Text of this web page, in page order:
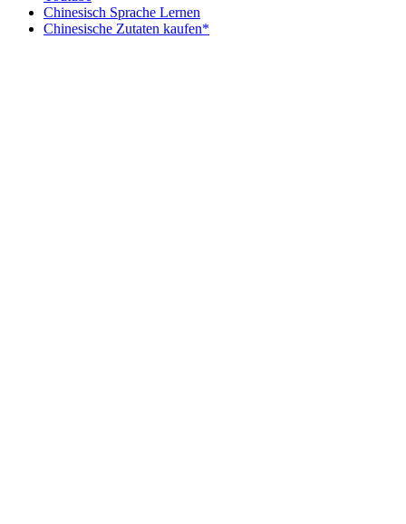
Chinesisch Sprache Lernen
Chinesische Zutaten kaufen*